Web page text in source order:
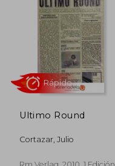
Ultimo Round
Cortazar, Julio